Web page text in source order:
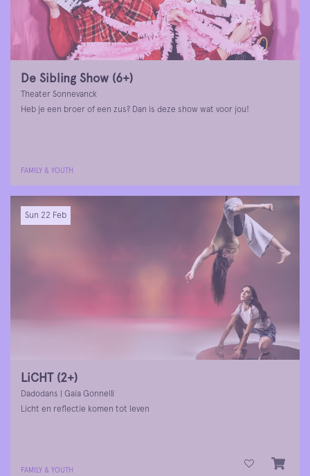
De Sibling Show (6+)
Theater Sonnevanck
Heb je een broer of een zus? Dan is deze show wat voor jou!
FAMILY & YOUTH
LiCHT (2+)
Dadodans | Gaia Gonnelli
Licht en reflectie komen tot leven
Sun 22 Feb
FAMILY & YOUTH